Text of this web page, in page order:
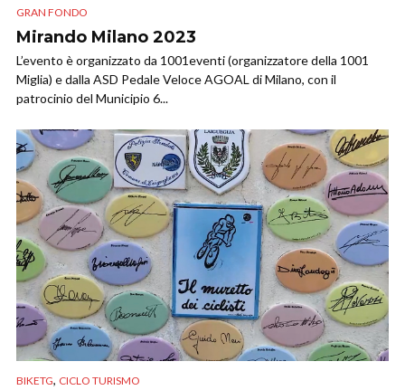
GRAN FONDO
Mirando Milano 2023
L’evento è organizzato da 1001eventi (organizzatore della 1001
Miglia) e dalla ASD Pedale Veloce AGOAL di Milano, con il
patrocinio del Municipio 6...
BIKETG, CICLO TURISMO